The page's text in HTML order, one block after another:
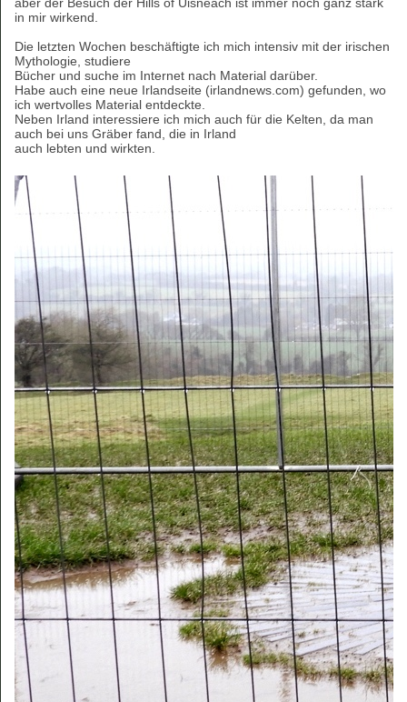
in mir wirkend.
Die letzten Wochen beschäftigte ich mich intensiv mit der irischen
Mythologie, studiere
Bücher und suche im Internet nach Material darüber.
Habe auch eine neue Irlandseite (irlandnews.com) gefunden, wo
ich wertvolles Material entdeckte.
Neben Irland interessiere ich mich auch für die Kelten, da man
auch bei uns Gräber fand, die in Irland
auch lebten und wirkten.